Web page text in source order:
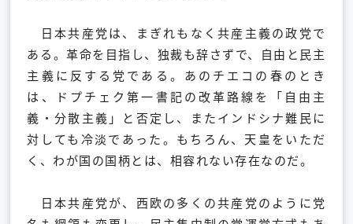
日本共産党は、まぎれもなく共産主義の政党で
ある。革命を目指し、独裁も辞さずで、自由と民主
主義に反する党である。あのチエコの春のとき
は、ドプチェク第一書記の改革路線を「自由主
義・分散主義」と否定し、またインドシナ難民に
対しても冷淡であった。もちろん、天皇をいただ
く、わが国の国柄とは、相容れない存在なのだ。
日本共産党が、西欧の多くの共産党のように党